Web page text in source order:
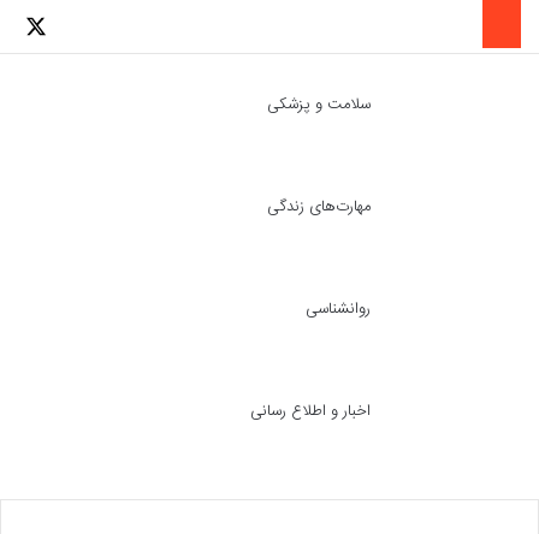
لینکدین
سلامت و پزشکی
مهارت‌های زندگی
روانشناسی
اخبار و اطلاع رسانی